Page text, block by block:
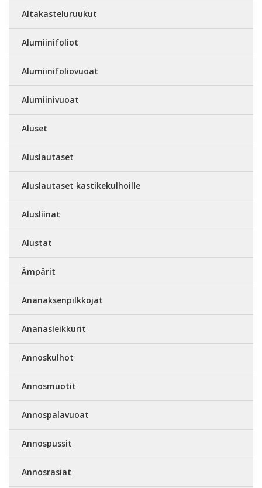
Altakasteluruukut
Alumiinifoliot
Alumiinifoliovuoat
Alumiinivuoat
Aluset
Aluslautaset
Aluslautaset kastikekulhoille
Alusliinat
Alustat
Ämpärit
Ananaksenpilkkojat
Ananasleikkurit
Annoskulhot
Annosmuotit
Annospalavuoat
Annospussit
Annosrasiat